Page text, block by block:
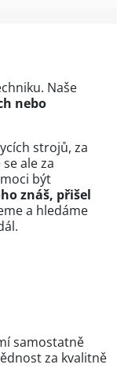
Naše
nebo
strojů, za
ale za
být
znáš, přišel
a hledáme
samostatně
za kvalitně